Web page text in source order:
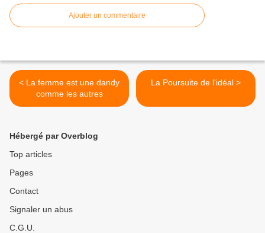
Ajouter un commentaire
< La femme est une dandy
comme les autres
La Poursuite de l'idéal >
Hébergé par Overblog
Top articles
Pages
Contact
Signaler un abus
C.G.U.